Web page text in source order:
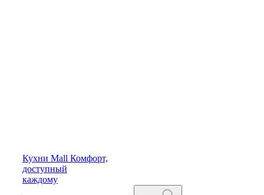
Кухни Mall Комфорт,
доступный
каждому